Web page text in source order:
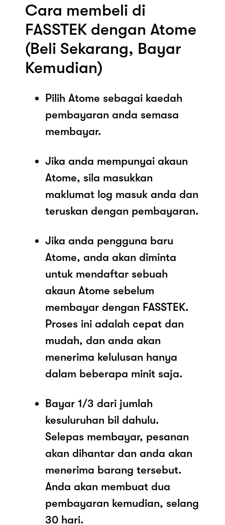
Cara membeli di
FASSTEK dengan Atome
(Beli Sekarang, Bayar
Kemudian)
Pilih Atome sebagai kaedah
pembayaran anda semasa
membayar.
Jika anda mempunyai akaun
Atome, sila masukkan
maklumat log masuk anda dan
teruskan dengan pembayaran.
Jika anda pengguna baru
Atome, anda akan diminta
untuk mendaftar sebuah
akaun Atome sebelum
membayar dengan FASSTEK.
Proses ini adalah cepat dan
mudah, dan anda akan
menerima kelulusan hanya
dalam beberapa minit saja.
Bayar 1/3 dari jumlah
kesuluruhan bil dahulu.
Selepas membayar, pesanan
akan dihantar dan anda akan
menerima barang tersebut.
Anda akan membuat dua
pembayaran kemudian, selang
30 hari.